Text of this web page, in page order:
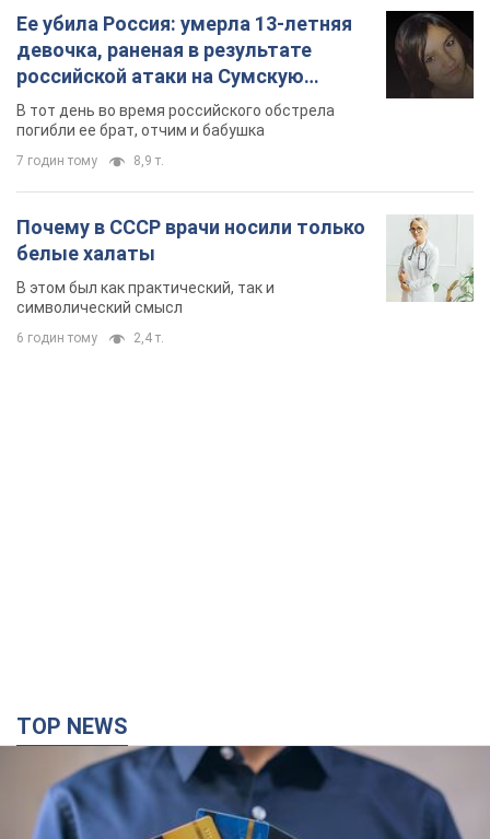
Ее убила Россия: умерла 13-летняя
девочка, раненая в результате
российской атаки на Сумскую
область. Фото
В тот день во время российского обстрела
погибли ее брат, отчим и бабушка
7 годин тому 8,9 т.
Почему в СССР врачи носили только
белые халаты
В этом был как практический, так и
символический смысл
6 годин тому 2,4 т.
TOP NEWS